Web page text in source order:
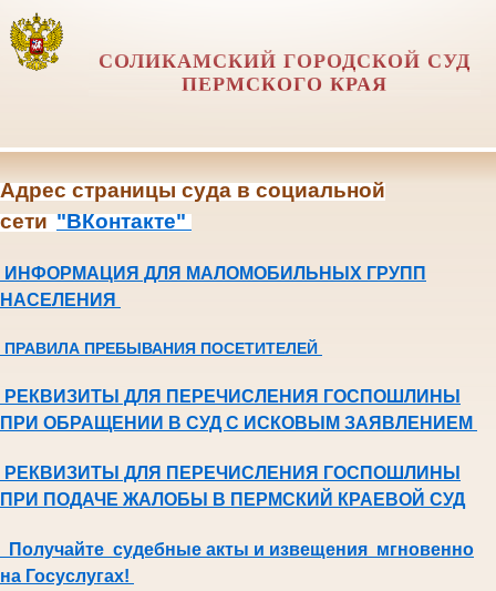
СОЛИКАМСКИЙ ГОРОДСКОЙ СУД
ПЕРМСКОГО КРАЯ
Адрес страницы суда в социальной
сети "ВКонтакте"
ИНФОРМАЦИЯ ДЛЯ МАЛОМОБИЛЬНЫХ ГРУПП
НАСЕЛЕНИЯ
ПРАВИЛА ПРЕБЫВАНИЯ ПОСЕТИТЕЛЕЙ
РЕКВИЗИТЫ ДЛЯ ПЕРЕЧИСЛЕНИЯ ГОСПОШЛИНЫ
ПРИ ОБРАЩЕНИИ В СУД С ИСКОВЫМ ЗАЯВЛЕНИЕМ
РЕКВИЗИТЫ ДЛЯ ПЕРЕЧИСЛЕНИЯ ГОСПОШЛИНЫ
ПРИ ПОДАЧЕ ЖАЛОБЫ В ПЕРМСКИЙ КРАЕВОЙ СУД
Получайте судебные акты и извещения мгновенно
на Госуслугах!